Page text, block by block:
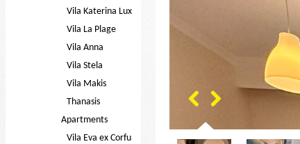
Vila Katerina Lux
Vila La Plage
Vila Anna
Vila Stela
Vila Makis
Thanasis
Apartments
Vila Eva ex Corfu